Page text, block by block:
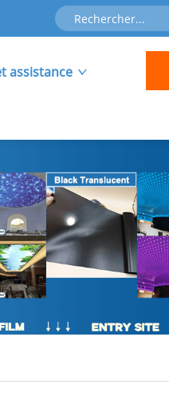
assistance